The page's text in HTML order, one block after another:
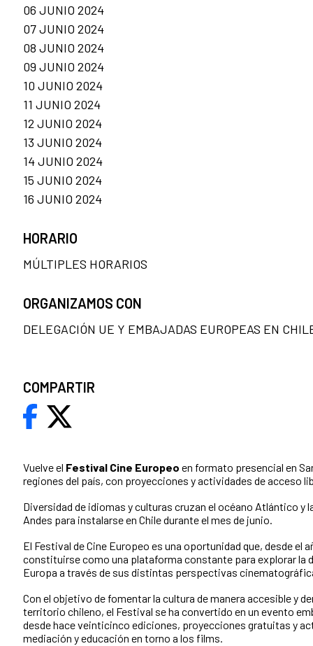
Vuelve el Festival Cine Europeo en formato presencial en
regiones del país, con proyecciones y actividades de acceso
Diversidad de idiomas y culturas cruzan el océano Atlántico y
Andes para instalarse en Chile durante el mes de junio.
El Festival de Cine Europeo es una oportunidad que, desde el
constituirse como una plataforma constante para explorar la
Europa a través de sus distintas perspectivas
Con el objetivo de fomentar la cultura de manera accesible y
territorio chileno, el Festival se ha convertido en un evento
desde hace veinticinco ediciones, proyecciones gratuitas y
mediación y educación en torno a los films.
06 JUNIO 2024
07 JUNIO 2024
08 JUNIO 2024
09 JUNIO 2024
10 JUNIO 2024
11 JUNIO 2024
12 JUNIO 2024
13 JUNIO 2024
14 JUNIO 2024
15 JUNIO 2024
16 JUNIO 2024
HORARIO
MÚLTIPLES HORARIOS
ORGANIZAMOS CON
DELEGACIÓN UE Y EMBAJADAS EUROPEAS EN
COMPARTIR